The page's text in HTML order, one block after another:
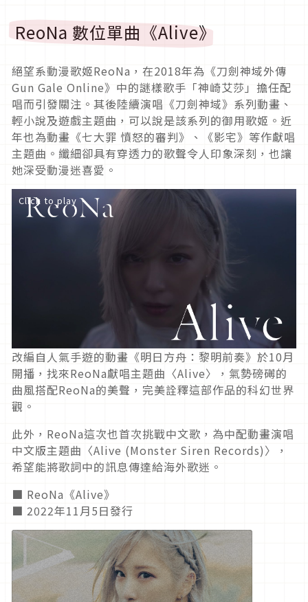
ReoNa 數位單曲《Alive》
絕望系動漫歌姬ReoNa，在2018年為《刀劍神域外傳
Gun Gale Online》中的謎樣歌手「神崎艾莎」擔任配
唱而引發關注。其後陸續演唱《刀劍神域》系列動畫、
輕小說及遊戲主題曲，可以說是該系列的御用歌姬。近
年也為動畫《七大罪 憤怒的審判》、《影宅》等作獻唱
主題曲。纖細卻具有穿透力的歌聲令人印象深刻，也讓
她深受動漫迷喜愛。
Click to play
改編自人氣手遊的動畫《明日方舟：黎明前奏》於10月
開播，找來ReoNa獻唱主題曲〈Alive〉，氣勢磅礡的
曲風搭配ReoNa的美聲，完美詮釋這部作品的科幻世界
觀。
此外，ReoNa這次也首次挑戰中文歌，為中配動畫演唱
中文版主題曲〈Alive (Monster Siren Records)〉，
希望能將歌詞中的訊息傳達給海外歌迷。
■ ReoNa《Alive》
■ 2022年11月5日發行